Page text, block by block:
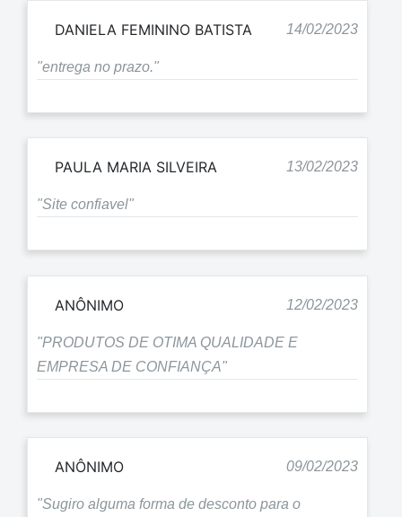
DANIELA FEMININO BATISTA 14/02/2023
"entrega no prazo."
PAULA MARIA SILVEIRA 13/02/2023
"Site confiavel"
ANÔNIMO 12/02/2023
"PRODUTOS DE OTIMA QUALIDADE E
EMPRESA DE CONFIANÇA"
ANÔNIMO 09/02/2023
"Sugiro alguma forma de desconto para o